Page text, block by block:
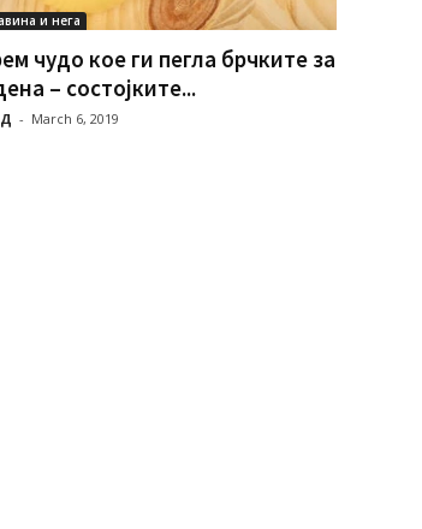
и нега
чудо кое ги пегла брчките за
– состојките...
- March 6, 2019